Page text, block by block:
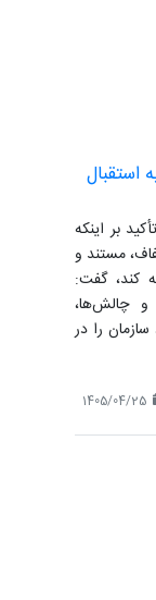
استقبال
بر اینکه
مستند و
کند، گفت:
و چالش‌ها،
را در